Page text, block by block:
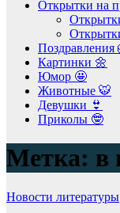
Открытки на
Поздравления
Картинки 🌼
Юмор 🤩
Животные 🐯
Девушки 👙
Приколы 🤓
Метка: в
Новости литературы